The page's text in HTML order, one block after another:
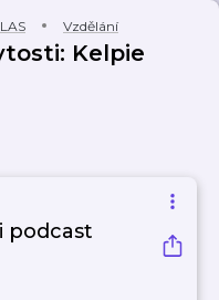
Vzdělání
Kelpie
podcast